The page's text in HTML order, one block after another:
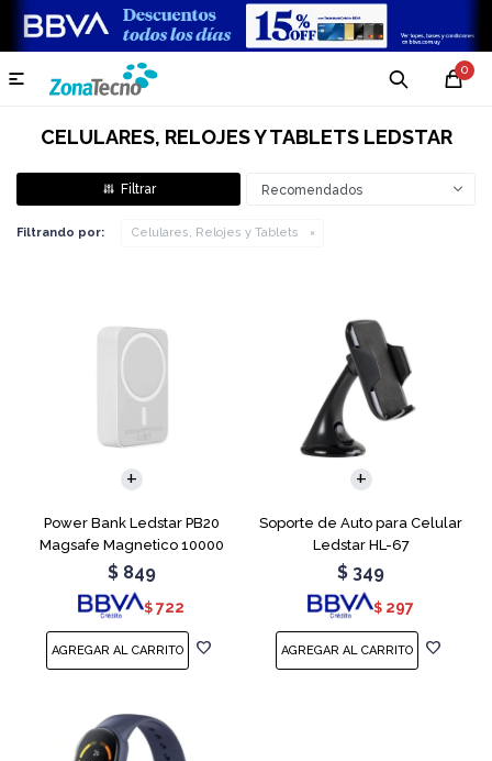
0

CELULARES, RELOJES Y TABLETS LEDSTAR
Recomendados
Filtrando por: Celulares, Relojes y Tablets
Power Bank Ledstar PB20
Magsafe Magnetico 10000
mAh
$ 849
$ 722
Soporte de Auto para Celular
Ledstar HL-67
$ 349
$ 297